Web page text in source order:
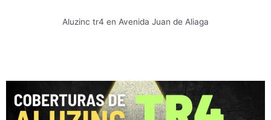
Aluzinc tr4 en Avenida Juan de Aliaga